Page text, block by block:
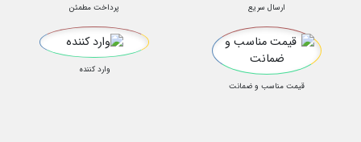
ارسال سریع پرداخت مطمئن
قیمت مناسب و ضمانت
وارد کننده